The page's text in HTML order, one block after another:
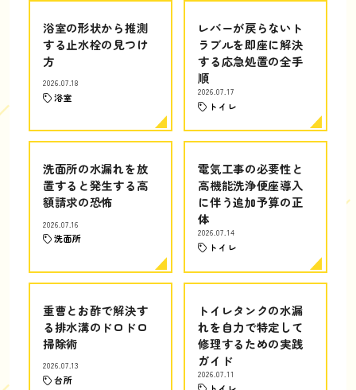
浴室の形状から推測
する止水栓の見つけ
方
2026.07.18
浴室
レバーが戻らないト
ラブルを即座に解決
する応急処置の全手
順
2026.07.17
トイレ
洗面所の水漏れを放
置すると発生する高
額請求の恐怖
2026.07.16
洗面所
電気工事の必要性と
高機能洗浄便座導入
に伴う追加予算の正
体
2026.07.14
トイレ
重曹とお酢で解決す
る排水溝のドロドロ
掃除術
2026.07.13
台所
トイレタンクの水漏
れを自力で特定して
修理するための実践
ガイド
2026.07.11